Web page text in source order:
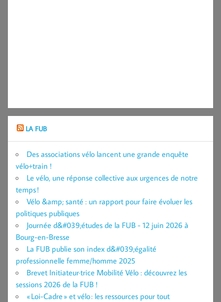
LA FUB
Des associations vélo lancent une grande enquête
vélo+train !
Le vélo, une réponse collective aux urgences de notre
temps !
Vélo &amp; santé : un rapport pour faire évoluer les
politiques publiques
Journée d&#039;études de la FUB - 12 juin 2026 à
Bourg-en-Bresse
La FUB publie son index d&#039;égalité
professionnelle femme/homme 2025
Brevet Initiateur·trice Mobilité Vélo : découvrez les
sessions 2026 de la FUB !
« Loi-Cadre » et vélo : les ressources pour tout